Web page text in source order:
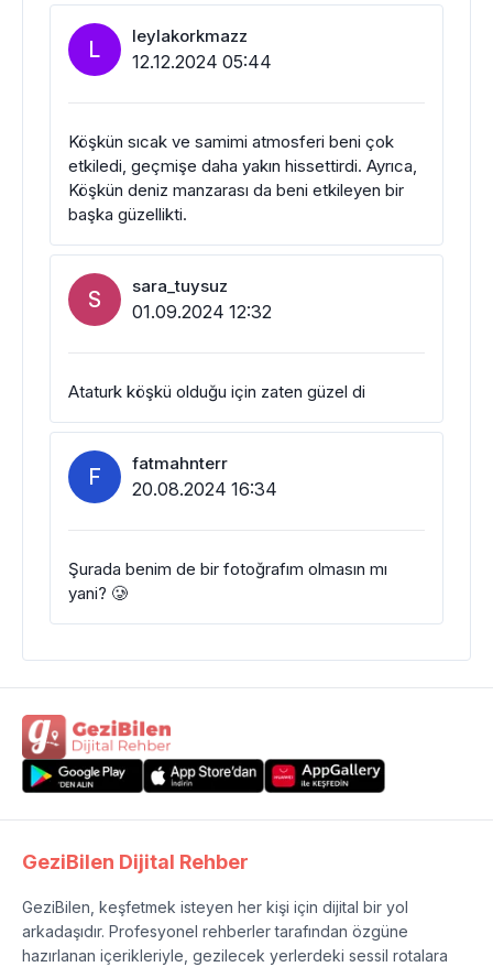
L leylakorkmazz
12.12.2024 05:44
Köşkün sıcak ve samimi atmosferi beni çok
etkiledi, geçmişe daha yakın hissettirdi. Ayrıca,
Köşkün deniz manzarası da beni etkileyen bir
başka güzellikti.
S sara_tuysuz
01.09.2024 12:32
Ataturk köşkü olduğu için zaten güzel di
F fatmahnterr
20.08.2024 16:34
Şurada benim de bir fotoğrafım olmasın mı
yani? 🥲
GeziBilen Dijital Rehber
GeziBilen, keşfetmek isteyen her kişi için dijital bir yol
arkadaşıdır. Profesyonel rehberler tarafından özgüne
hazırlanan içerikleriyle, gezilecek yerlerdeki sessil rotalara